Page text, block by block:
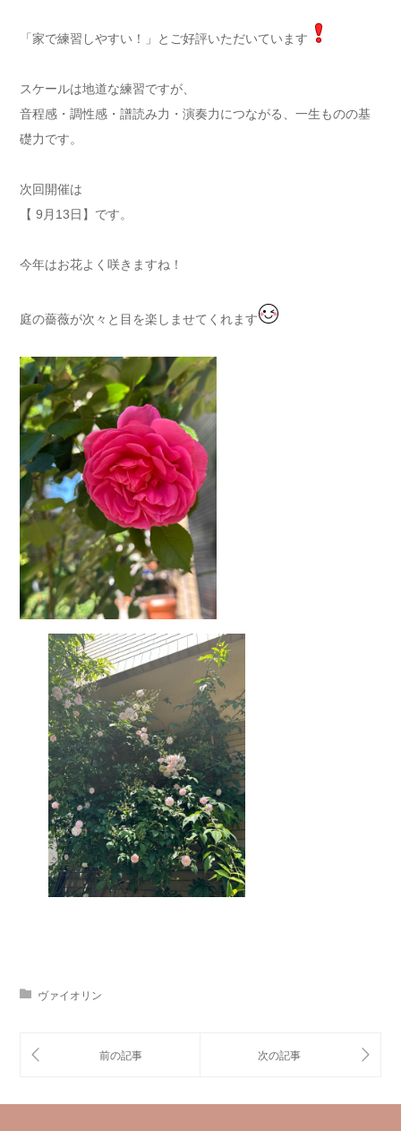
「家で練習しやすい！」とご好評いただいています
スケールは地道な練習ですが、
音程感・調性感・譜読み力・演奏力につながる、一生ものの基
礎力です。
次回開催は
【 9月13日】です。
今年はお花よく咲きますね！
庭の薔薇が次々と目を楽しませてくれます
ヴァイオリン